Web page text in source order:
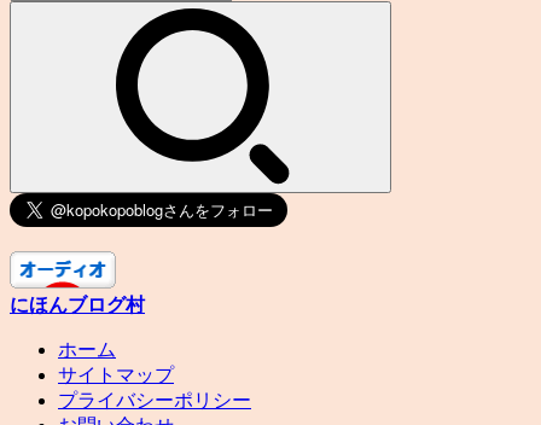
索:
にほんブログ村
ホーム
サイトマップ
プライバシーポリシー